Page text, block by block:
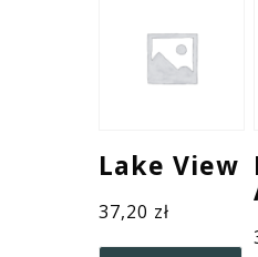
Lake View
37,20 zł